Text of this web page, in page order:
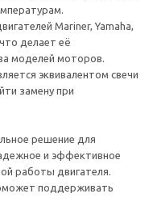
Mariner, Yamaha,
делает её
моделей моторов.
эквивалентом свечи
замену при
решение для
и эффективное
работы двигателя.
поддерживать